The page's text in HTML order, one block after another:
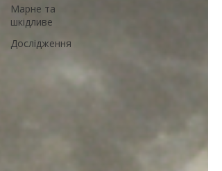
Марне та
шкідливе
Дослідження